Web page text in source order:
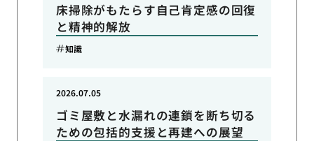
床掃除がもたらす自己肯定感の回復
と精神的解放
知識
ゴミ屋敷と水漏れの連鎖を断ち切る
ための包括的支援と再建への展望
2026.07.05